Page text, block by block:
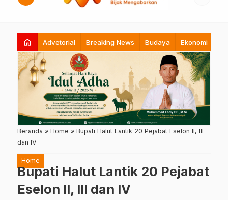
home Advetorial Breaking News Budaya Ekonomi
Beranda » Home » Bupati Halut Lantik 20 Pejabat Eselon II, III
dan IV
Home
Bupati Halut Lantik 20 Pejabat
Eselon II, III dan IV